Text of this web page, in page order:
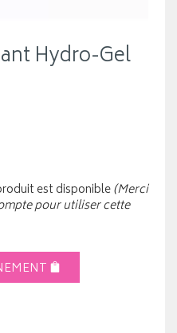
Hydro-Gel
est disponible(Merci
pour utiliser cette